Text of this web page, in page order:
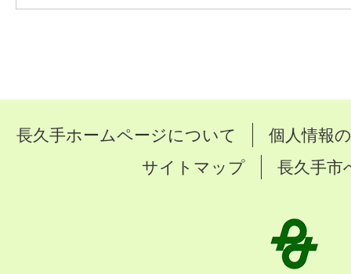
長久手ホームページについて
個人情報
サイトマップ
長久手市